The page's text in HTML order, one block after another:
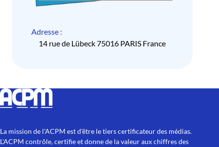
Adresse :
14 rue de Lübeck 75016 PARIS France
La mission de l'ACPM est d'être le tiers certificateur des médias.
L'ACPM contrôle, certifie et donne de la valeur aux chiffres des